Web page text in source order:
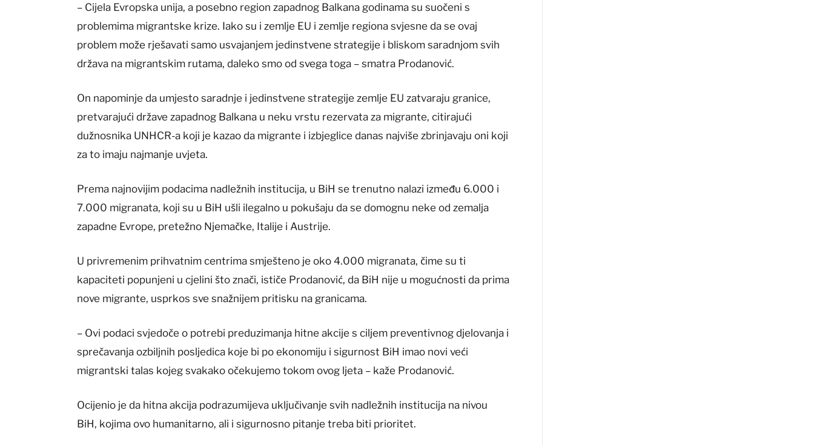
– Cijela Evropska unija, a posebno region zapadnog Balkana godinama su suočeni s
problemima migrantske krize. Iako su i zemlje EU i zemlje regiona svjesne da se ovaj
problem može rješavati samo usvajanjem jedinstvene strategije i bliskom saradnjom svih
država na migrantskim rutama, daleko smo od svega toga – smatra Prodanović.
On napominje da umjesto saradnje i jedinstvene strategije zemlje EU zatvaraju granice,
pretvarajući države zapadnog Balkana u neku vrstu rezervata za migrante, citirajući
dužnosnika UNHCR-a koji je kazao da migrante i izbjeglice danas najviše zbrinjavaju oni koji
za to imaju najmanje uvjeta.
Prema najnovijim podacima nadležnih institucija, u BiH se trenutno nalazi između 6.000 i
7.000 migranata, koji su u BiH ušli ilegalno u pokušaju da se domognu neke od zemalja
zapadne Evrope, pretežno Njemačke, Italije i Austrije.
U privremenim prihvatnim centrima smješteno je oko 4.000 migranata, čime su ti
kapaciteti popunjeni u cjelini što znači, ističe Prodanović, da BiH nije u mogućnosti da prima
nove migrante, usprkos sve snažnijem pritisku na granicama.
– Ovi podaci svjedoče o potrebi preduzimanja hitne akcije s ciljem preventivnog djelovanja i
sprečavanja ozbiljnih posljedica koje bi po ekonomiju i sigurnost BiH imao novi veći
migrantski talas kojeg svakako očekujemo tokom ovog ljeta – kaže Prodanović.
Ocijenio je da hitna akcija podrazumijeva uključivanje svih nadležnih institucija na nivou
BiH, kojima ovo humanitarno, ali i sigurnosno pitanje treba biti prioritet.